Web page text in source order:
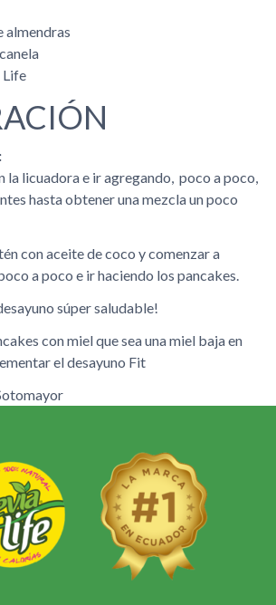
almendras
Life
la licuadora e ir agregando, poco a poco,
hasta obtener una mezcla un poco
con aceite de coco y comenzar a
a poco e ir haciendo los pancakes.
súper saludable!
con miel que sea una miel baja en
el desayuno Fit